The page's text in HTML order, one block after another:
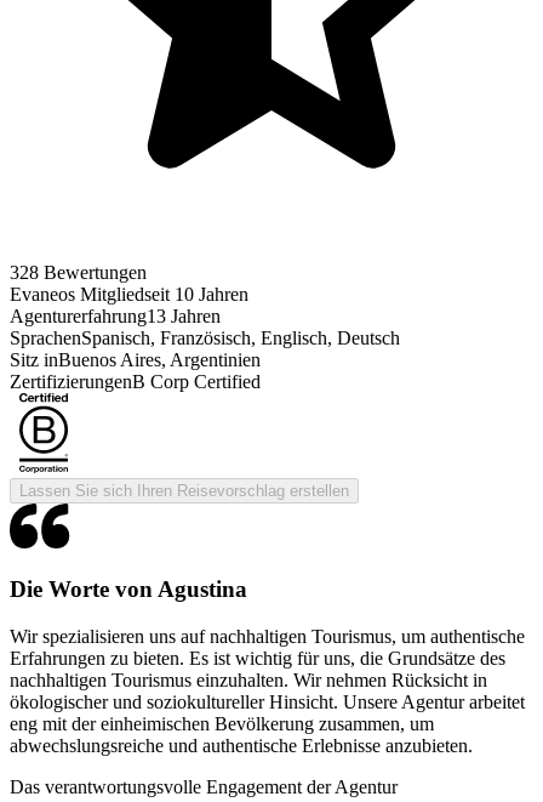
328 Bewertungen
Evaneos Mitgliedseit 10 Jahren
Agenturerfahrung13 Jahren
SprachenSpanisch, Französisch, Englisch, Deutsch
Sitz inBuenos Aires, Argentinien
ZertifizierungenB Corp Certified
Lassen Sie sich Ihren Reisevorschlag erstellen
Die Worte von Agustina
Wir spezialisieren uns auf nachhaltigen Tourismus, um authentische
Erfahrungen zu bieten. Es ist wichtig für uns, die Grundsätze des
nachhaltigen Tourismus einzuhalten. Wir nehmen Rücksicht in
ökologischer und soziokultureller Hinsicht. Unsere Agentur arbeitet
eng mit der einheimischen Bevölkerung zusammen, um
abwechslungsreiche und authentische Erlebnisse anzubieten.
Das verantwortungsvolle Engagement der Agentur